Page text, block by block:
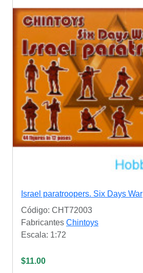
Israel paratroopers. Six Days War
Código: CHT72003
Fabricantes Chintoys
Escala: 1:72
$11.00